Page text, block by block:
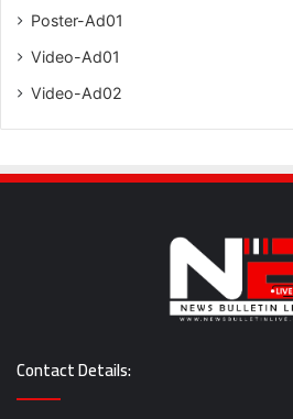
Poster-Ad01
Video-Ad01
Video-Ad02
Contact Details: